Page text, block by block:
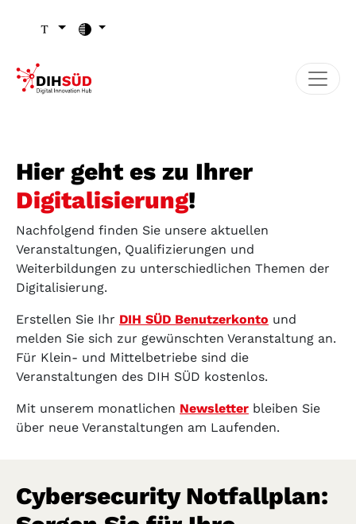
Hier geht es zu Ihrer
Digitalisierung!
Nachfolgend finden Sie unsere aktuellen
Veranstaltungen, Qualifizierungen und
Weiterbildungen zu unterschiedlichen Themen der
Digitalisierung.
Erstellen Sie Ihr DIH SÜD Benutzerkonto und
melden Sie sich zur gewünschten Veranstaltung an.
Für Klein- und Mittelbetriebe sind die
Veranstaltungen des DIH SÜD kostenlos.
Mit unserem monatlichen Newsletter bleiben Sie
über neue Veranstaltungen am Laufenden.
Cybersecurity Notfallplan: